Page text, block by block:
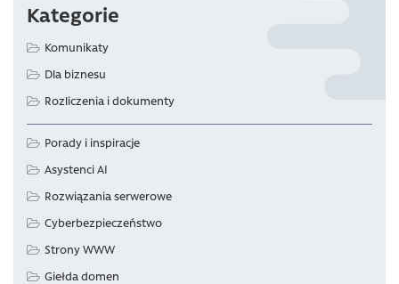
Kategorie
Komunikaty
Dla biznesu
Rozliczenia i dokumenty
Porady i inspiracje
Asystenci AI
Rozwiązania serwerowe
Cyberbezpieczeństwo
Strony WWW
Giełda domen